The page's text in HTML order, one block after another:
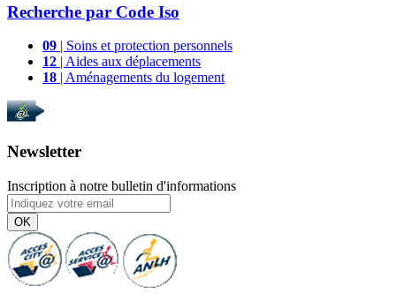
Recherche par Code Iso
09 | Soins et protection personnels
12 | Aides aux déplacements
18 | Aménagements du logement
Newsletter
Inscription à notre bulletin d'informations
OK